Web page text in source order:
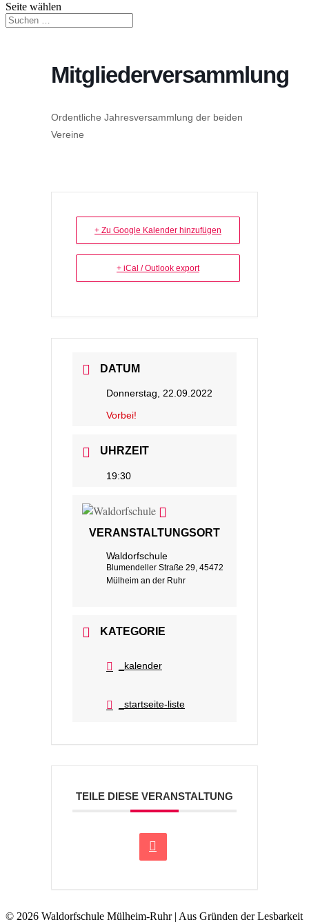
Seite wählen
Mitgliederversammlung
Ordentliche Jahresversammlung der beiden
Vereine
+ Zu Google Kalender hinzufügen
+ iCal / Outlook export
DATUM
Donnerstag, 22.09.2022
Vorbei!
UHRZEIT
19:30
VERANSTALTUNGSORT
Waldorfschule
Blumendeller Straße 29, 45472
Mülheim an der Ruhr
KATEGORIE
_kalender
_startseite-liste
TEILE DIESE VERANSTALTUNG
© 2026 Waldorfschule Mülheim-Ruhr | Aus Gründen der Lesbarkeit